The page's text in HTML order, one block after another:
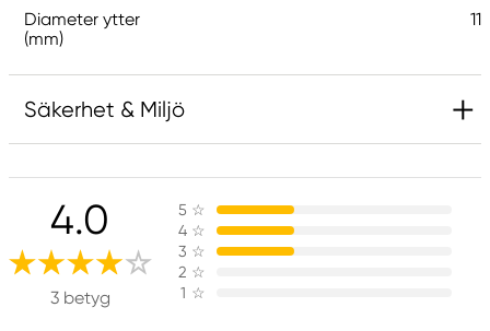
Diameter ytter
(mm)
11
Säkerhet & Miljö
Ansvarig EU
Faber-Castell
Faber-Castell Ag
Nürnberger Straße 2
90546 Stein, Germany
4.0
3 betyg
5 ☆
4 ☆
3 ☆
2 ☆
1 ☆